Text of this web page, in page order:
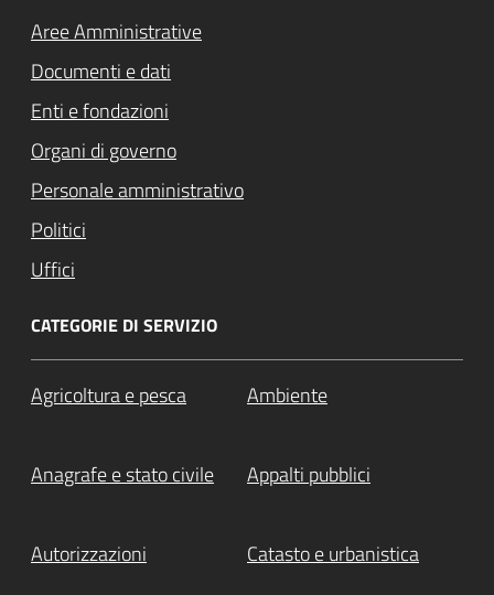
Aree Amministrative
Documenti e dati
Enti e fondazioni
Organi di governo
Personale amministrativo
Politici
Uffici
CATEGORIE DI SERVIZIO
Agricoltura e pesca Ambiente
Anagrafe e stato civile Appalti pubblici
Autorizzazioni Catasto e urbanistica